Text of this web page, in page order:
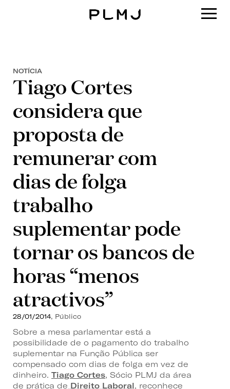
NOTÍCIA
Tiago Cortes
considera que
proposta de
remunerar com
dias de folga
trabalho
suplementar pode
tornar os bancos de
horas “menos
atractivos”
28/01/2014, Público
Sobre a mesa parlamentar está a
possibilidade de o pagamento do trabalho
suplementar na Função Pública ser
compensado com dias de folga em vez de
dinheiro. Tiago Cortes, Sócio PLMJ da área
de prática de Direito Laboral, reconhece